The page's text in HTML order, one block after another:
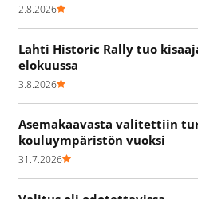
2.8.2026
Lahti Historic Rally tuo
elokuussa
3.8.2026
Asemakaavasta valitettiin
kouluympäristön vuoksi
31.7.2026